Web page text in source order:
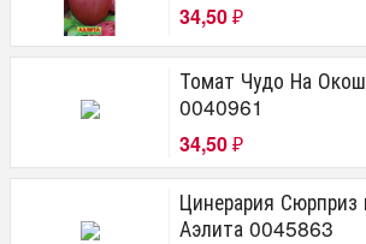
34,50 ₽
Томат Чудо На
0040961
34,50 ₽
Цинерария Сюрприз
Аэлита 0045863